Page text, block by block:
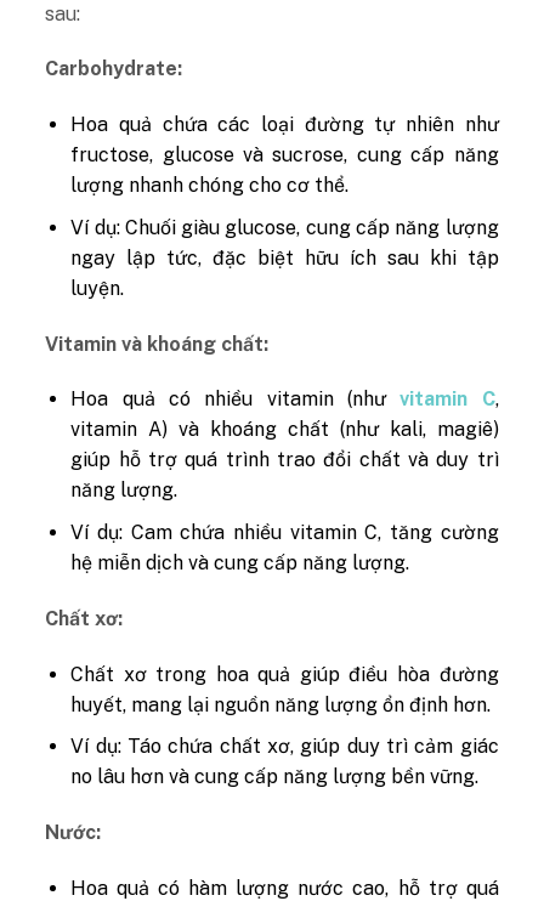
sau:
Carbohydrate:
Hoa quả chứa các loại đường tự nhiên như
fructose, glucose và sucrose, cung cấp năng
lượng nhanh chóng cho cơ thể.
Ví dụ: Chuối giàu glucose, cung cấp năng lượng
ngay lập tức, đặc biệt hữu ích sau khi tập
luyện.
Vitamin và khoáng chất:
Hoa quả có nhiều vitamin (nhưvitamin C,
vitamin A) và khoáng chất (như kali, magiê)
giúp hỗ trợ quá trình trao đổi chất và duy trì
năng lượng.
Ví dụ: Cam chứa nhiều vitamin C, tăng cường
hệ miễn dịch và cung cấp năng lượng.
Chất xơ:
Chất xơ trong hoa quả giúp điều hòa đường
huyết, mang lại nguồn năng lượng ổn định hơn.
Ví dụ: Táo chứa chất xơ, giúp duy trì cảm giác
no lâu hơn và cung cấp năng lượng bền vững.
Nước:
Hoa quả có hàm lượng nước cao, hỗ trợ quá